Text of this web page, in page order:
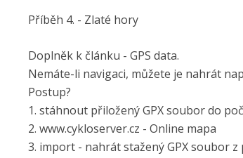
Příběh 4. - Zlaté hory
Doplněk k článku - GPS data.
Nemáte-li navigaci, můžete je nahrát
Postup?
1. stáhnout přiložený GPX soubor do
2. www.cykloserver.cz - Online mapa
3. import - nahrát stažený GPX soubor z